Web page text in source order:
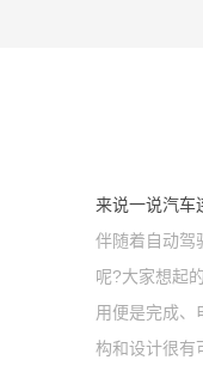
来说一说汽车
伴随着自动驾
呢?大家想起
用便是完成
构和设计很有